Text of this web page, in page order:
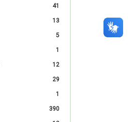
41
13
5
1
12
29
1
390